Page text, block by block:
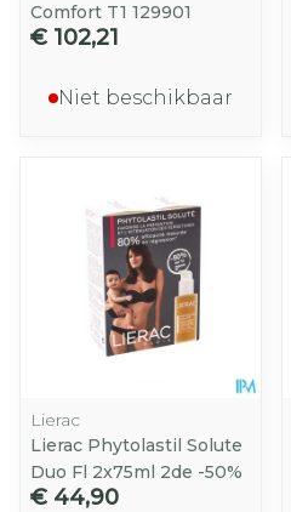
Comfort T1 129901
€ 102,21
Niet beschikbaar
Lierac
Lierac Phytolastil Solute
Duo Fl 2x75ml 2de -50%
€ 44,90